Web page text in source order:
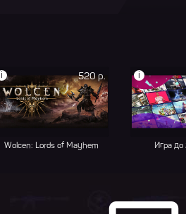
520 р.
i
Wolcen: Lords of Mayhem
i
Игра